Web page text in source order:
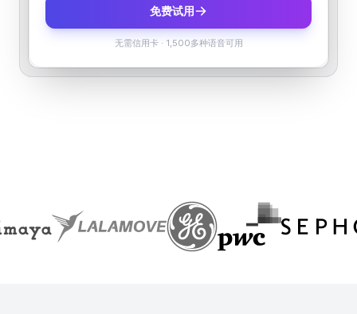
免费试用
无需信用卡· 1,500多种语音可用